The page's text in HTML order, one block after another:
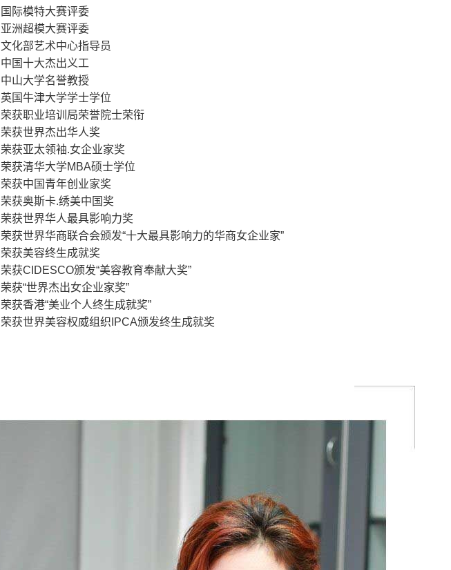
国际模特大赛评委
亚洲超模大赛评委
文化部艺术中心指导员
中国十大杰出义工
中山大学名誉教授
英国牛津大学学士学位
荣获职业培训局荣誉院士荣衔
荣获世界杰出华人奖
荣获亚太领袖.女企业家奖
荣获清华大学MBA硕士学位
荣获中国青年创业家奖
荣获奥斯卡.绣美中国奖
荣获世界华人最具影响力奖
荣获世界华商联合会颁发“十大最具影响力的华商女企业家”
荣获美容终生成就奖
荣获CIDESCO颁发“美容教育奉献大奖”
荣获“世界杰出女企业家奖”
荣获香港“美业个人终生成就奖”
荣获世界美容权威组织IPCA颁发终生成就奖